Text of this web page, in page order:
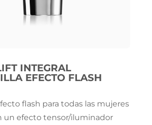
INTEGRAL
EFECTO FLASH
flash para todas las mujeres
un efecto tensor/iluminador